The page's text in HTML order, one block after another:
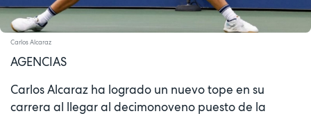
Carlos Alcaraz
AGENCIAS
Carlos Alcaraz ha logrado un nuevo tope en su
carrera al llegar al decimonoveno puesto de la